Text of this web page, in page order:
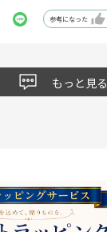
参考になった
もっと見る